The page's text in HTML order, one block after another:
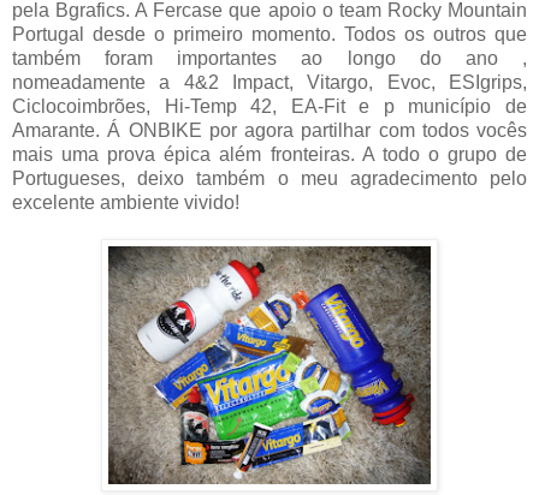
pela Bgrafics. A Fercase que apoio o team Rocky Mountain
Portugal desde o primeiro momento. Todos os outros que
também foram importantes ao longo do ano ,
nomeadamente a 4&2 Impact, Vitargo, Evoc, ESIgrips,
Ciclocoimbrões, Hi-Temp 42, EA-Fit e p município de
Amarante. Á ONBIKE por agora partilhar com todos vocês
mais uma prova épica além fronteiras. A todo o grupo de
Portugueses, deixo também o meu agradecimento pelo
excelente ambiente vivido!